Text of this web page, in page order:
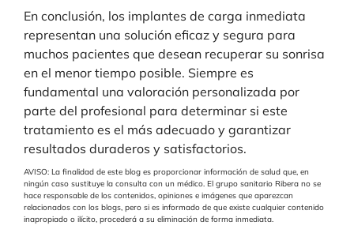
En conclusión, los implantes de carga inmediata
representan una solución eficaz y segura para
muchos pacientes que desean recuperar su sonrisa
en el menor tiempo posible. Siempre es
fundamental una valoración personalizada por
parte del profesional para determinar si este
tratamiento es el más adecuado y garantizar
resultados duraderos y satisfactorios.
AVISO: La finalidad de este blog es proporcionar información de salud que, en
ningún caso sustituye la consulta con un médico. El grupo sanitario Ribera no se
hace responsable de los contenidos, opiniones e imágenes que aparezcan
relacionados con los blogs, pero si es informado de que existe cualquier contenido
inapropiado o ilícito, procederá a su eliminación de forma inmediata.